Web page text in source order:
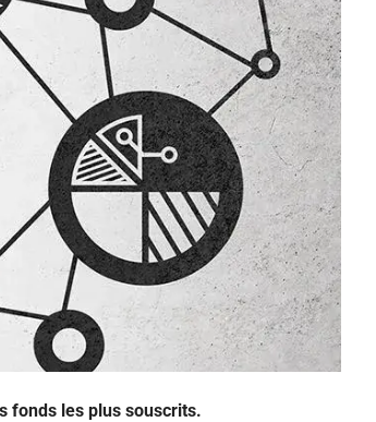
fonds les plus souscrits.